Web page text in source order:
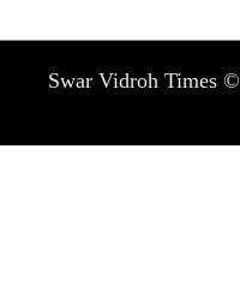
Swar Vidroh Times